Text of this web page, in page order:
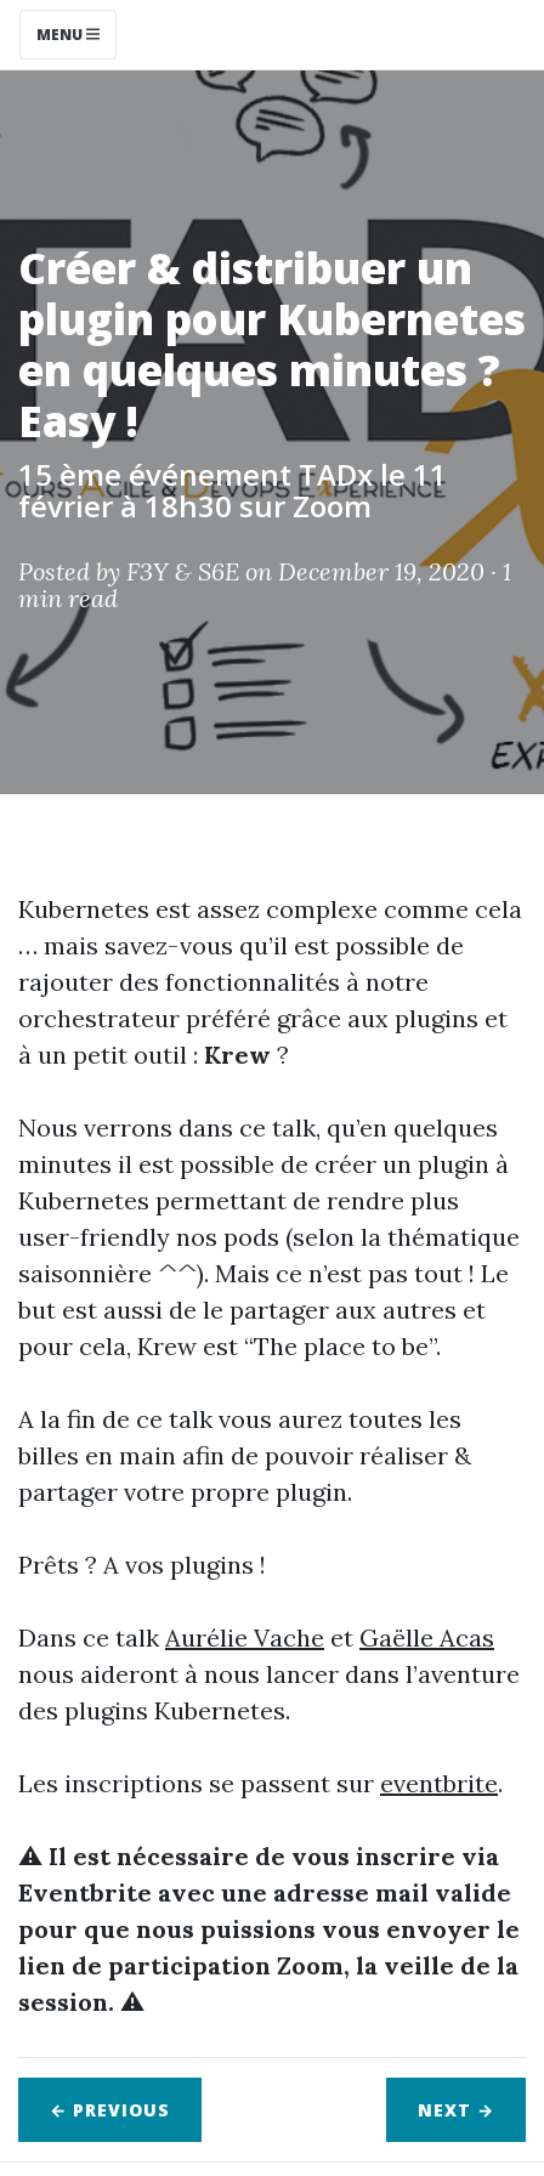
MENU
Créer & distribuer un
plugin pour Kubernetes
en quelques minutes ?
Easy !
15 ème événement TADx le 11
février à 18h30 sur Zoom
Posted by F3Y & S6E on December 19, 2020 · 1
min read
Kubernetes est assez complexe comme cela
… mais savez-vous qu’il est possible de
rajouter des fonctionnalités à notre
orchestrateur préféré grâce aux plugins et
à un petit outil : Krew ?
Nous verrons dans ce talk, qu’en quelques
minutes il est possible de créer un plugin à
Kubernetes permettant de rendre plus
user-friendly nos pods (selon la thématique
saisonnière ^^). Mais ce n’est pas tout ! Le
but est aussi de le partager aux autres et
pour cela, Krew est “The place to be”.
A la fin de ce talk vous aurez toutes les
billes en main afin de pouvoir réaliser &
partager votre propre plugin.
Prêts ? A vos plugins !
Dans ce talk Aurélie Vache et Gaëlle Acas
nous aideront à nous lancer dans l’aventure
des plugins Kubernetes.
Les inscriptions se passent sur eventbrite.
⚠️ Il est nécessaire de vous inscrire via
Eventbrite avec une adresse mail valide
pour que nous puissions vous envoyer le
lien de participation Zoom, la veille de la
session. ⚠️
← PREVIOUS NEXT →